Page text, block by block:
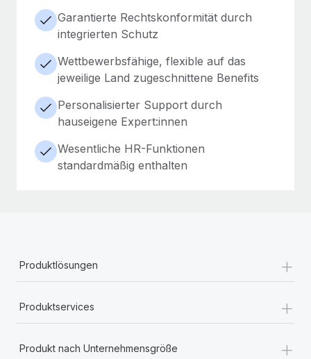
Garantierte Rechtskonformität durch
integrierten Schutz
Wettbewerbsfähige, flexible auf das
jeweilige Land zugeschnittene Benefits
Personalisierter Support durch
hauseigene Expert:innen
Wesentliche HR-Funktionen
standardmäßig enthalten
Produktlösungen +
Produktservices +
Produkt nach Unternehmensgröße +